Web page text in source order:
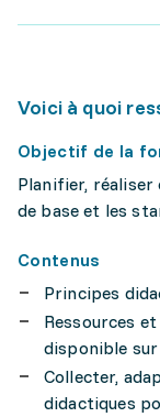
Voici à quoi
Objectif de la
Planifier, réaliser
de base et les
Contenus
Principes
Ressources
disponible
Collecter,
didactiques